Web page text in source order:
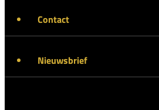
Contact
Nieuwsbrief